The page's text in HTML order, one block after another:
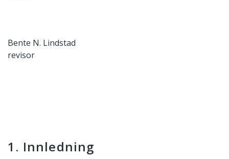
Bente N. Lindstad
revisor
1. Innledning